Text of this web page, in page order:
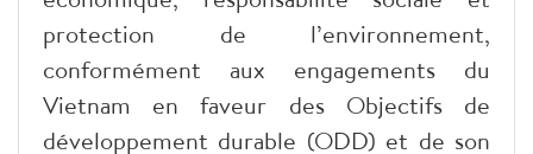
protection de l’environnement,
conformément aux engagements du
Vietnam en faveur des Objectifs de
développement durable (ODD) et de son